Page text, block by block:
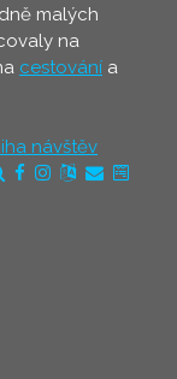
malých
na
cestování a
návštěv